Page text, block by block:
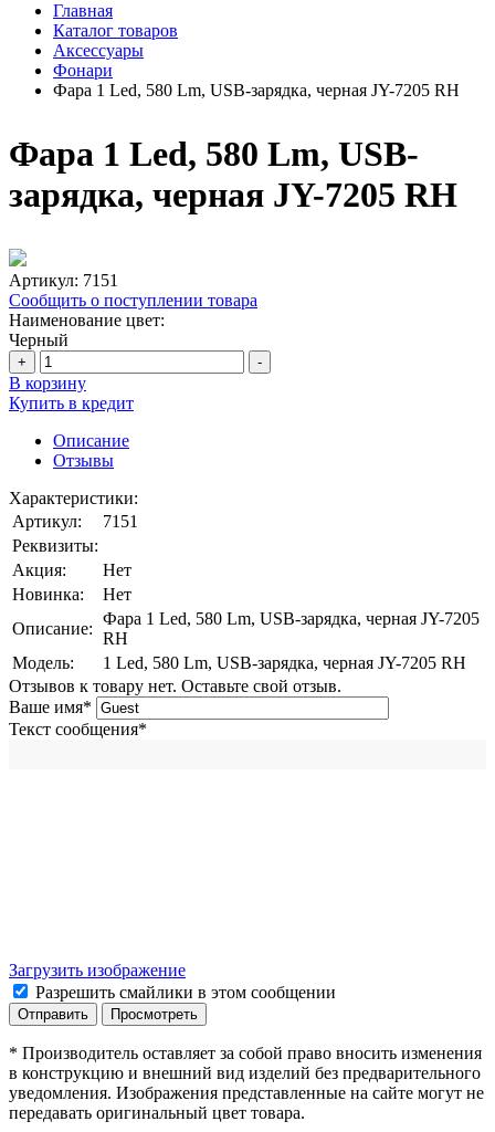
Главная
Каталог товаров
Аксессуары
Фонари
Фара 1 Led, 580 Lm, USB-зарядка, черная JY-7205 RH
Фара 1 Led, 580 Lm, USB-
зарядка, черная JY-7205 RH
Артикул: 7151
Сообщить о поступлении товара
Наименование цвет:
Черный
+ -
В корзину
Купить в кредит
Описание
Отзывы
Характеристики:
Артикул:
7151
Реквизиты:
Акция:
Нет
Новинка:
Нет
Описание:
Фара 1 Led, 580 Lm, USB-зарядка, черная JY-7205
RH
Модель:
1 Led, 580 Lm, USB-зарядка, черная JY-7205 RH
Отзывов к товару нет. Оставьте свой отзыв.
Ваше имя*
Текст сообщения*
Загрузить изображение
Разрешить смайлики в этом сообщении
* Производитель оставляет за собой право вносить изменения
в конструкцию и внешний вид изделий без предварительного
уведомления. Изображения представленные на сайте могут не
передавать оригинальный цвет товара.